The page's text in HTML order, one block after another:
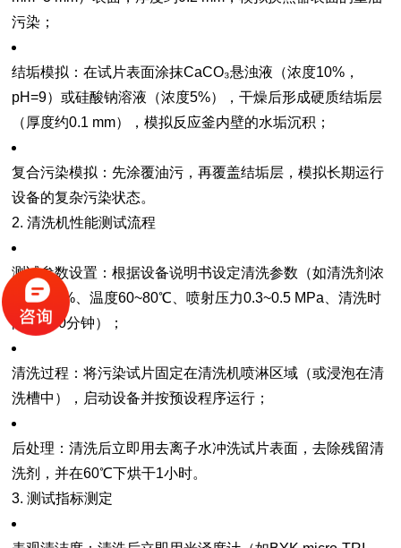
污染；
结垢模拟 ：在试片表面涂抹CaCO₃悬浊液（浓度10%，
pH=9）或硅酸钠溶液（浓度5%），干燥后形成硬质结垢层
（厚度约0.1 mm），模拟反应釜内壁的水垢沉积；
复合污染模拟 ：先涂覆油污，再覆盖结垢层，模拟长期运行
设备的复杂污染状态。
2. 清洗机性能测试流程
测试参数设置 ：根据设备说明书设定清洗参数（如清洗剂浓
度3%~5%、温度60~80℃、喷射压力0.3~0.5 MPa、清洗时
间10~30分钟）；
清洗过程 ：将污染试片固定在清洗机喷淋区域（或浸泡在清
洗槽中），启动设备并按预设程序运行；
后处理 ：清洗后立即用去离子水冲洗试片表面，去除残留清
洗剂，并在60℃下烘干1小时。
3. 测试指标测定